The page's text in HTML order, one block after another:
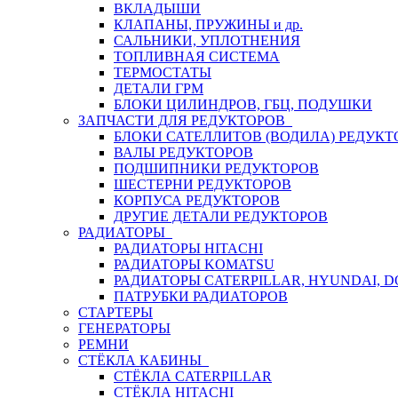
ВКЛАДЫШИ
КЛАПАНЫ, ПРУЖИНЫ и др.
САЛЬНИКИ, УПЛОТНЕНИЯ
ТОПЛИВНАЯ СИСТЕМА
ТЕРМОСТАТЫ
ДЕТАЛИ ГРМ
БЛОКИ ЦИЛИНДРОВ, ГБЦ, ПОДУШКИ
ЗАПЧАСТИ ДЛЯ РЕДУКТОРОВ
БЛОКИ САТЕЛЛИТОВ (ВОДИЛА)
ВАЛЫ РЕДУКТОРОВ
ПОДШИПНИКИ РЕДУКТОРОВ
ШЕСТЕРНИ РЕДУКТОРОВ
КОРПУСА РЕДУКТОРОВ
ДРУГИЕ ДЕТАЛИ РЕДУКТОРОВ
РАДИАТОРЫ
РАДИАТОРЫ HITACHI
РАДИАТОРЫ KOMATSU
РАДИАТОРЫ CATERPILLAR, HYUNDAI,
ПАТРУБКИ РАДИАТОРОВ
СТАРТЕРЫ
ГЕНЕРАТОРЫ
РЕМНИ
СТЁКЛА КАБИНЫ
СТЁКЛА CATERPILLAR
СТЁКЛА HITACHI